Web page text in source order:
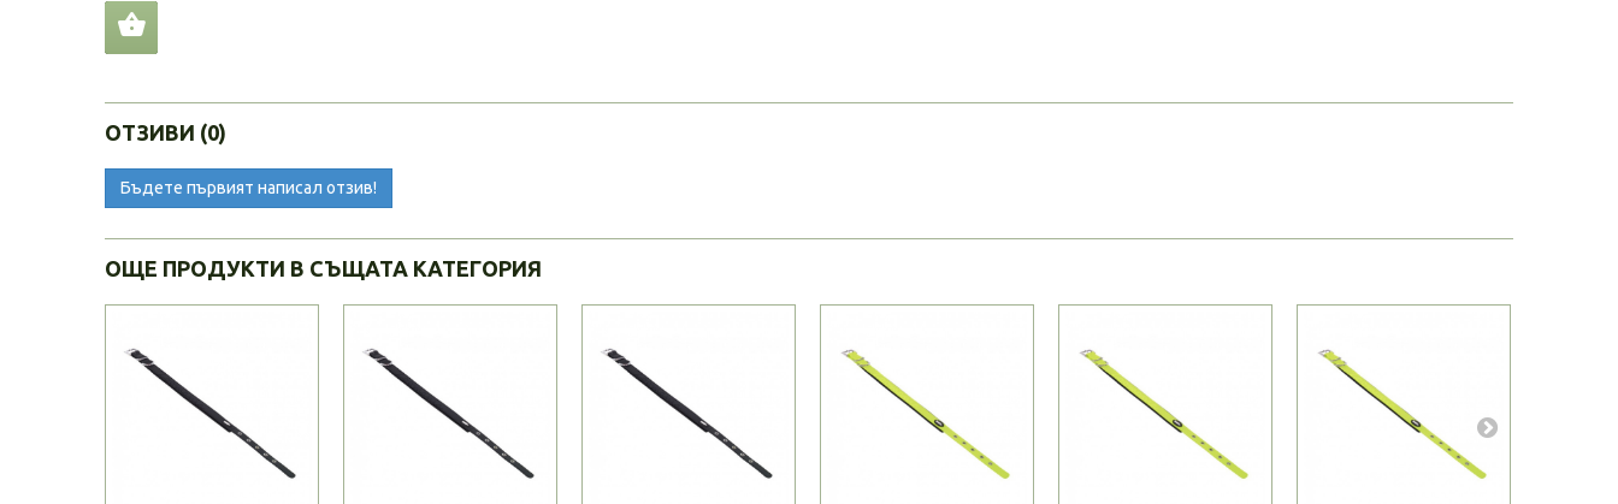
ОТЗИВИ (0)
Бъдете първият написал отзив!
ОЩЕ ПРОДУКТИ В СЪЩАТА КАТЕГОРИЯ